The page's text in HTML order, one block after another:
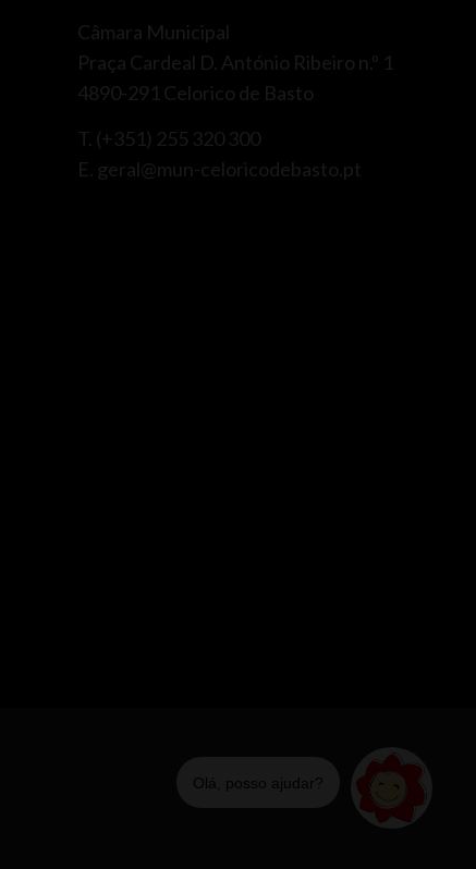
Câmara Municipal
Praça Cardeal D. António Ribeiro n.º 1
4890-291 Celorico de Basto
T. (+351) 255 320 300
E. geral@mun-celoricodebasto.pt